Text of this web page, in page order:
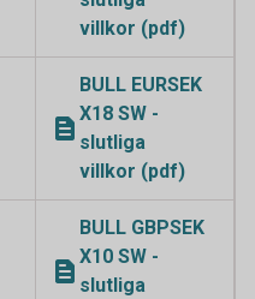
villkor (pdf)
BULL EURSEK
X18 SW -
slutliga
villkor (pdf)
BULL GBPSEK
X10 SW -
slutliga